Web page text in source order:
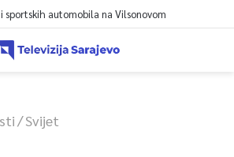
sportskih automobila na Vilsonovom
/Svijet